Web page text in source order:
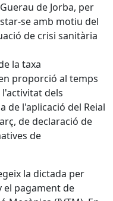
de Jorba, per
se amb motiu del
de crisi sanitària
la taxa
proporció al temps
dels
de l'aplicació del Reial
de declaració de
de
la dictada per
el pagament de